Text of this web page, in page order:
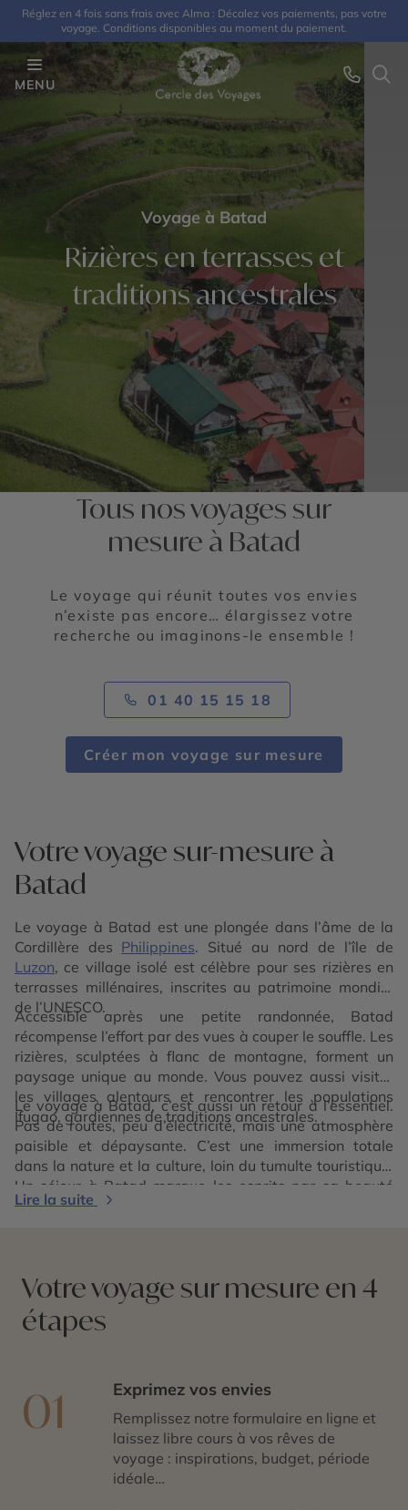
Réglez en 4 fois sans frais avec Alma : Décalez vos paiements, pas votre
voyage. Conditions disponibles au moment du paiement.
MENU
Voyage à Batad
Rizières en terrasses et
traditions ancestrales
Tous nos voyages sur
mesure à Batad
Le voyage qui réunit toutes vos envies
n’existe pas encore… élargissez votre
recherche ou imaginons-le ensemble !
01 40 15 15 18
Créer mon voyage sur mesure
Votre voyage sur-mesure à
Batad
Le voyage à Batad est une plongée dans l’âme de la
Cordillère des Philippines. Situé au nord de l’île de
Luzon, ce village isolé est célèbre pour ses rizières en
terrasses millénaires, inscrites au patrimoine mondial
de l’UNESCO.
Accessible après une petite randonnée, Batad
récompense l’effort par des vues à couper le souffle. Les
rizières, sculptées à flanc de montagne, forment un
paysage unique au monde. Vous pouvez aussi visiter
les villages alentours et rencontrer les populations
Ifugao, gardiennes de traditions ancestrales.
Le voyage à Batad, c’est aussi un retour à l’essentiel.
Pas de routes, peu d’électricité, mais une atmosphère
paisible et dépaysante. C’est une immersion totale
dans la nature et la culture, loin du tumulte touristique.
Un séjour à Batad marque les esprits par sa beauté
brute et sa dimension humaine profonde.
Lire la suite
Votre voyage sur mesure en 4
étapes
01 Exprimez vos envies
Remplissez notre formulaire en ligne et
laissez libre cours à vos rêves de
voyage : inspirations, budget, période
idéale…